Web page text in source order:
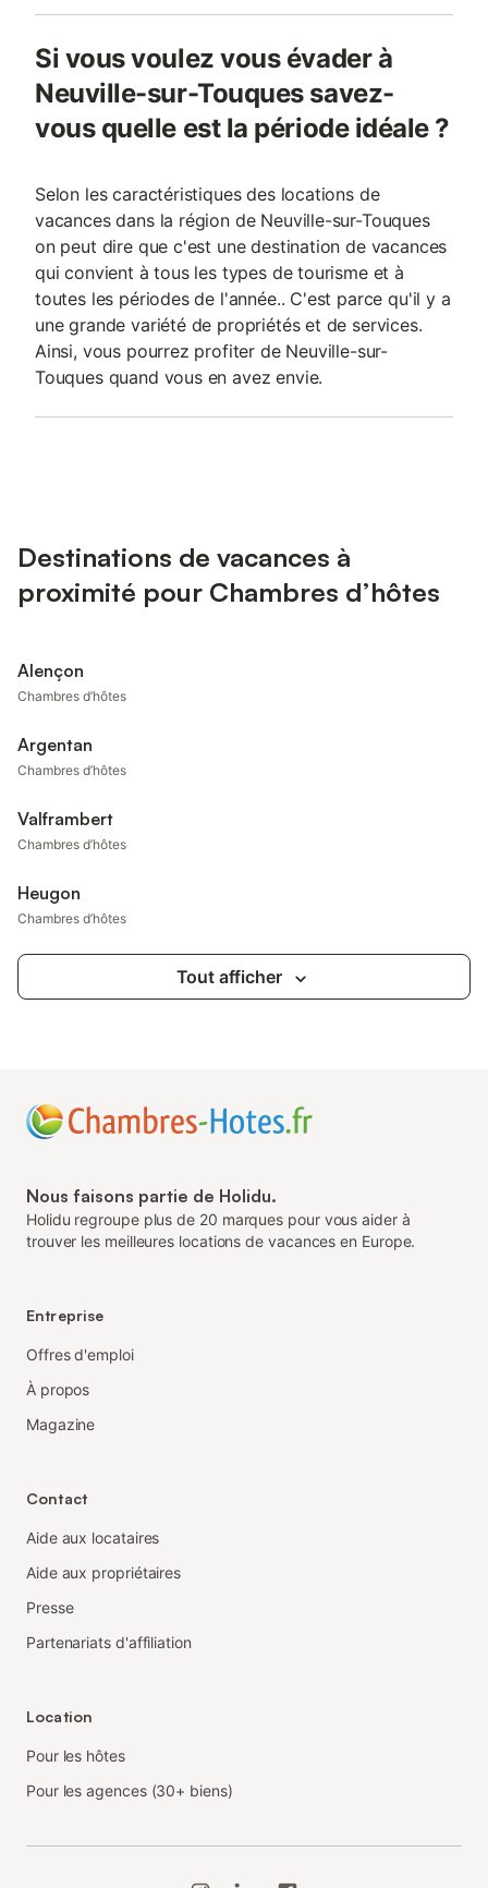
Si vous voulez vous évader à
Neuville-sur-Touques savez-
vous quelle est la période idéale ?
Selon les caractéristiques des locations de
vacances dans la région de Neuville-sur-Touques
on peut dire que c'est une destination de vacances
qui convient à tous les types de tourisme et à
toutes les périodes de l'année.. C'est parce qu'il y a
une grande variété de propriétés et de services.
Ainsi, vous pourrez profiter de Neuville-sur-
Touques quand vous en avez envie.
Destinations de vacances à
proximité pour Chambres d’hôtes
Alençon
Chambres d’hôtes
Argentan
Chambres d’hôtes
Valframbert
Chambres d’hôtes
Heugon
Chambres d’hôtes
Tout afficher
Nous faisons partie de Holidu.
Holidu regroupe plus de 20 marques pour vous aider à
trouver les meilleures locations de vacances en Europe.
Entreprise
Offres d'emploi
À propos
Magazine
Contact
Aide aux locataires
Aide aux propriétaires
Presse
Partenariats d'affiliation
Location
Pour les hôtes
Pour les agences (30+ biens)